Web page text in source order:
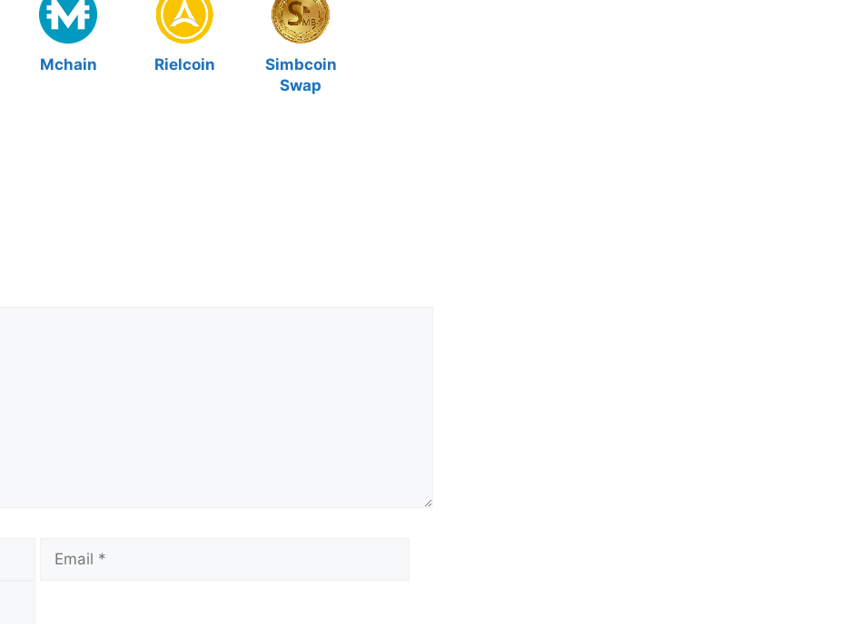
Mchain Rielcoin
Simbcoin
Swap